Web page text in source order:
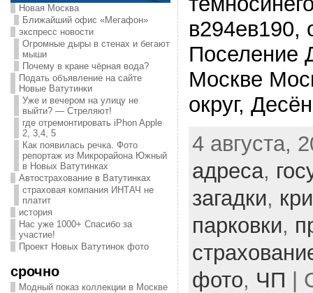
Новая Москва
Ближайший офис «Мегафон»
экспресс новости
Огромные дыры в стенах и бегают
мыши
Почему в кране чёрная вода?
Подать объявление на сайте
Новые Ватутинки
Уже и вечером на улицу не
выйти? — Стреляют!
где отремонтировать iPhon Apple
2, 3,4, 5
Как появилась речка. Фото
репортаж из Микрорайона Южный
в Новых Ватутинках
Автострахование в Ватутинках
страховая компания ИНТАЧ не
платит
история
Нас уже 1000+ Спасибо за
участие!
Проект Новых Ватутинок фото
срочно
Модный показ коллекции в Москве
в294ев190,
Поселение
Москве
округ,
4 августа,
адреса,
загадки,
парковки,
фото, ЧП |